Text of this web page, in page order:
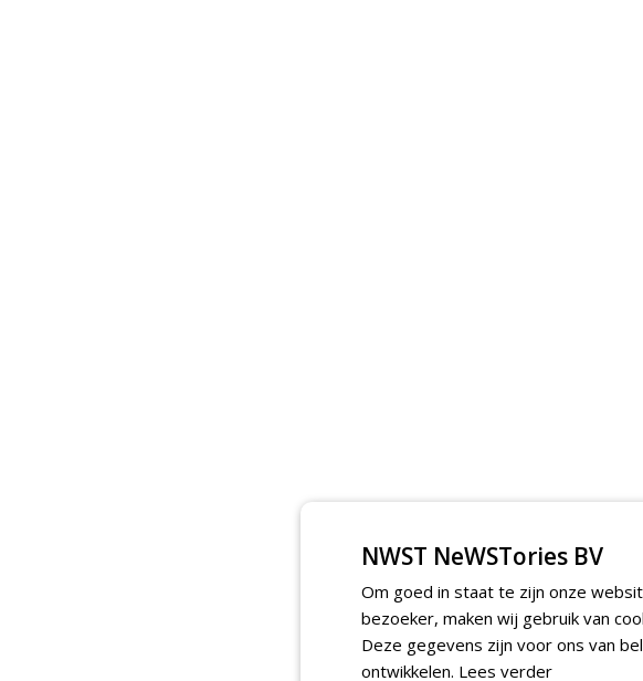
NWST NeWSTories BV
Om goed in staat te zijn onze
bezoeker, maken wij gebruik van
Deze gegevens zijn voor ons van
ontwikkelen. Lees verder